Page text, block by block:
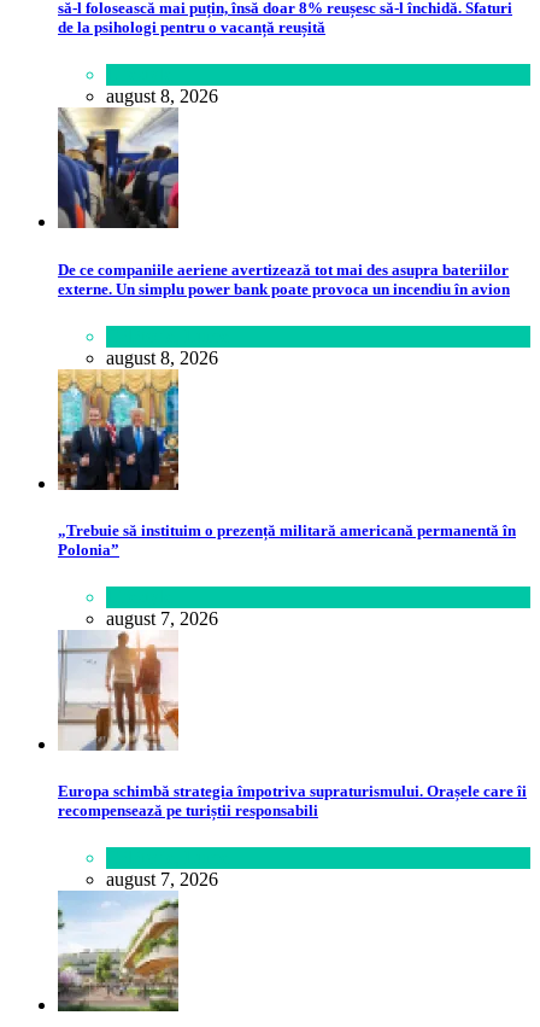
să-l folosească mai puțin, însă doar 8% reușesc să-l închidă. Sfaturi
de la psihologi pentru o vacanță reușită
august 8, 2026
De ce companiile aeriene avertizează tot mai des asupra bateriilor
externe. Un simplu power bank poate provoca un incendiu în avion
august 8, 2026
„Trebuie să instituim o prezență militară americană permanentă în
Polonia”
august 7, 2026
Europa schimbă strategia împotriva supraturismului. Orașele care îi
recompensează pe turiștii responsabili
august 7, 2026